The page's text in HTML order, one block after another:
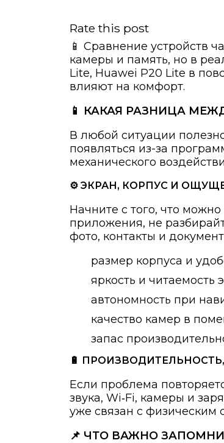
Rate this post
📱 Сравнение устройств
камеры и память, но в
Lite, Huawei P20 Lite в
влияют на комфорт.
📱 КАКАЯ РАЗНИЦА
В любой ситуации
появляться из-за
механического
⚙️ ЭКРАН, КОРПУС И
Начните с того, что
приложения, не
фото, контакты и
размер корпуса и
яркость и читаемость
автономность при
качество камер в
запас
🔋
Если проблема
звука, Wi‑Fi, камеры и
уже связан с физическим
📌 ЧТО ВАЖНО